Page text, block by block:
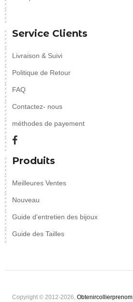
Service Clients
Livraison & Suivi
Politique de Retour
FAQ
Contactez- nous
méthodes de payement
Produits
Meilleures Ventes
Nouveau
Guide d'entretien des bijoux
Guide des Tailles
Copyright © 2012-2026, Obtenircollierprenom